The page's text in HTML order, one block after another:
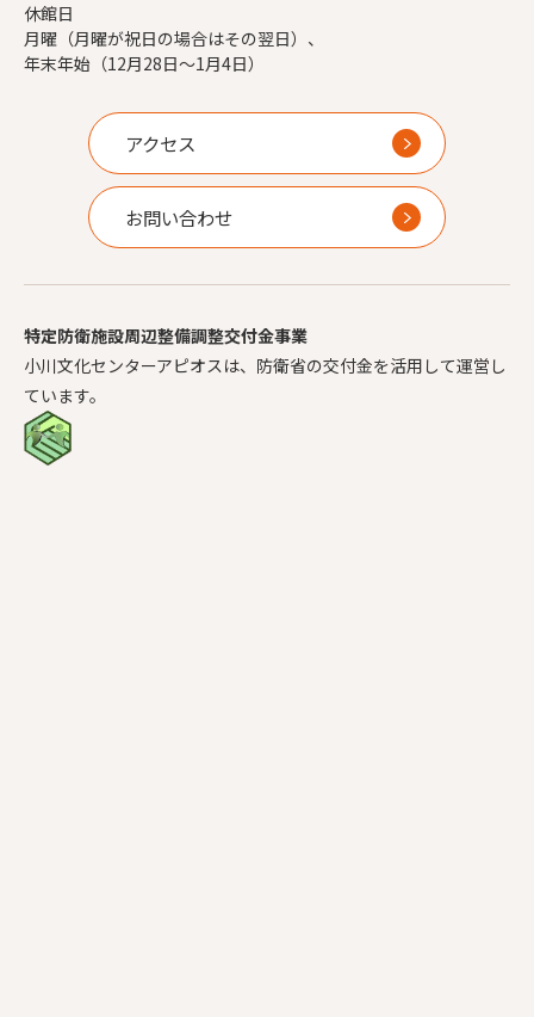
休館日
月曜（月曜が祝日の場合はその翌日）、
年末年始（12月28日～1月4日）
アクセス
お問い合わせ
特定防衛施設周辺整備調整交付金事業
小川文化センターアピオスは、防衛省の交付金を活用して運営し
ています。